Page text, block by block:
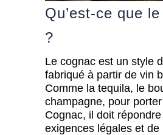
Qu’est-ce que
?
Le cognac est un style
fabriqué à partir de vin
Comme la tequila, le
champagne, pour
Cognac, il doit
exigences légales et de